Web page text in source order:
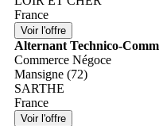
France
Alternant Technico-
Commerce Négoce
Mansigne (72)
SARTHE
France